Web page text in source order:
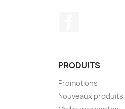
PRODUITS
Promotions
Nouveaux produits